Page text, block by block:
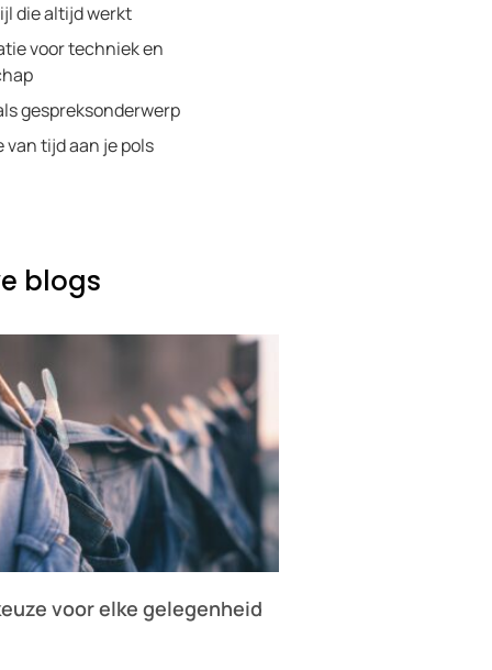
die altijd werkt
voor techniek en
gespreksonderwerp
van tijd aan je pols
blogs
voor elke gelegenheid